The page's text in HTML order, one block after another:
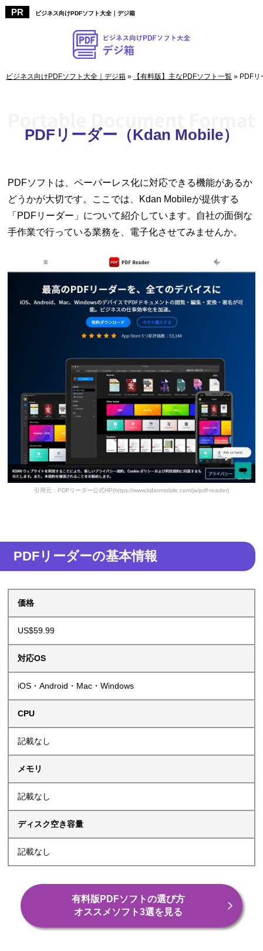
ビジネス向けPDFソフト大全｜デジ箱
ビジネス向けPDFソフト大全｜デジ箱 » 【有料版】主なPDFソフト一覧 » PDFリ
PDFリーダー（Kdan Mobile）
PDFソフトは、ペーパーレス化に対応できる機能があるか
どうかが大切です。ここでは、Kdan Mobileが提供する
「PDFリーダー」について紹介しています。自社の面倒な
手作業で行っている業務を、電子化させてみませんか。
引用元：PDFリーダー公式HP(https://www.kdanmobile.com/ja/pdf-reader)
PDFリーダーの基本情報
価格
US$59.99
対応OS
iOS・Android・Mac・Windows
CPU
記載なし
メモリ
記載なし
ディスク空き容量
記載なし
有料版PDFソフトの選び方
オススメソフト3選を見る